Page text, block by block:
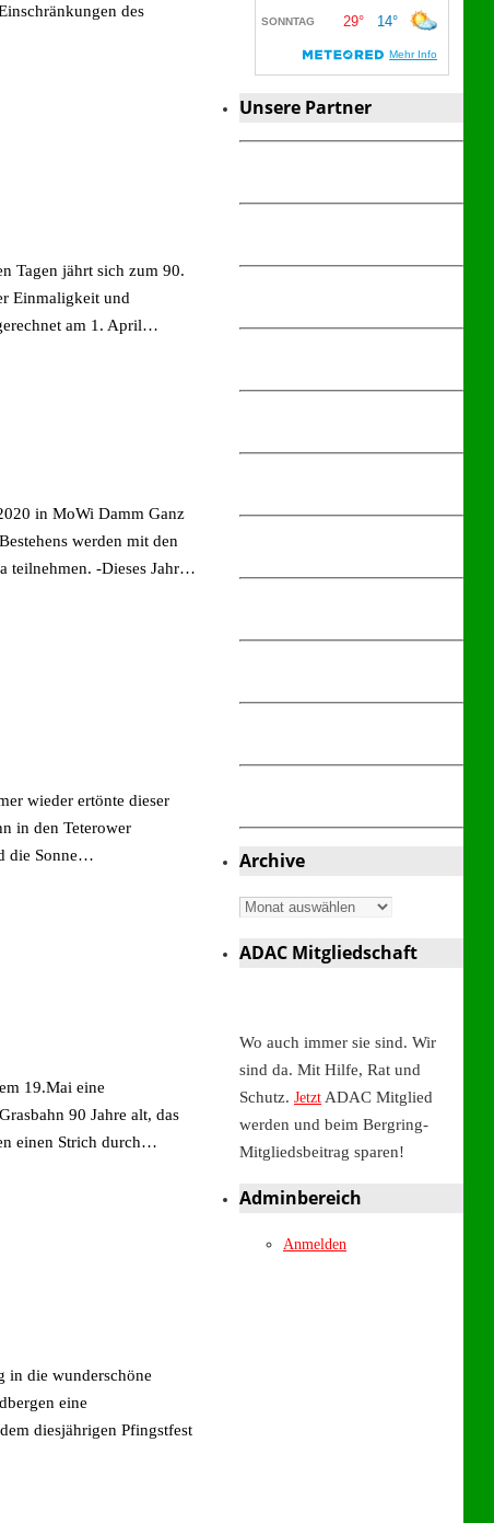
des
Tagen jährt sich zum 90.
Einmaligkeit und
am 1. April…
in MoWi Damm Ganz
werden mit den
teilnehmen. -Dieses Jahr…
wieder ertönte dieser
in den Teterower
die Sonne…
19.Mai eine
90 Jahre alt, das
einen Strich durch…
in die wunderschöne
eine
diesjährigen Pfingstfest
Unsere Partner
Archive
Archive
ADAC Mitgliedschaft
Wo auch immer sie sind. Wir
sind da. Mit Hilfe, Rat und
Schutz. Jetzt ADAC Mitglied
werden und beim Bergring-
Mitgliedsbeitrag sparen!
Adminbereich
Anmelden